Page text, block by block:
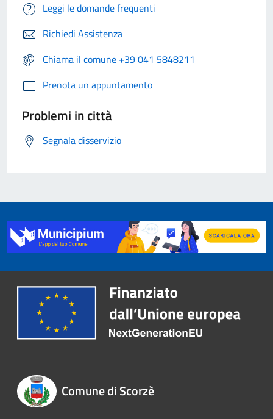
Leggi le domande frequenti
Richiedi Assistenza
Chiama il comune +39 041 5848211
Prenota un appuntamento
Problemi in città
Segnala disservizio
Comune di Scorzè